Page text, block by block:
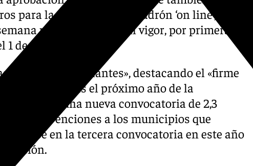
para la creación de un padrón ‘on line’,
para que entren en vigor, por primera
de enero.
cuentas «ilusionantes», destacando el «firme
previstas el próximo año de la
con una nueva convocatoria de 2,3
subvenciones a los municipios que
en la tercera convocatoria en este año